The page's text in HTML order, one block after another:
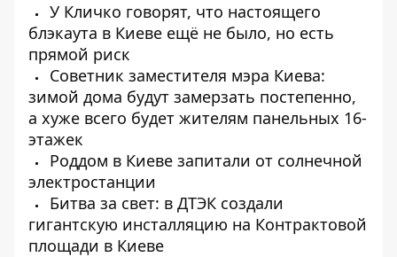
У Кличко говорят, что настоящего
блэкаута в Киеве ещё не было, но есть
прямой риск
Советник заместителя мэра Киева:
зимой дома будут замерзать постепенно,
а хуже всего будет жителям панельных 16-
этажек
Роддом в Киеве запитали от солнечной
электростанции
Битва за свет: в ДТЭК создали
гигантскую инсталляцию на Контрактовой
площади в Киеве